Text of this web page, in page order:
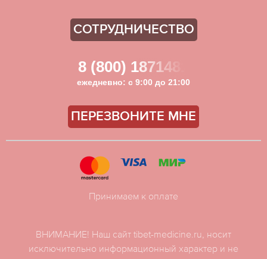
СОТРУДНИЧЕСТВО
8 (800) 1871481
ежедневно: с 9:00 до 21:00
ПЕРЕЗВОНИТЕ МНЕ
ВНИМАНИЕ! Наш сайт tibet-medicine.ru, носит
исключительно информационный характер и не
Принимаем к оплате